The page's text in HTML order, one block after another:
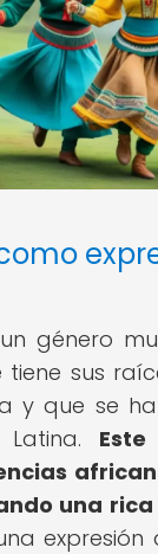
género
sus
y que se
una